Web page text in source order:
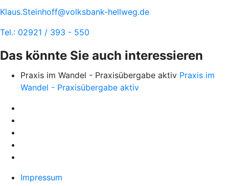
Klaus.Steinhoff@volksbank-hellweg.de
Tel.: 02921 / 393 - 550
Das könnte Sie auch interessieren
Praxis im Wandel - Praxisübergabe aktiv Praxis im
Wandel - Praxisübergabe aktiv
Impressum